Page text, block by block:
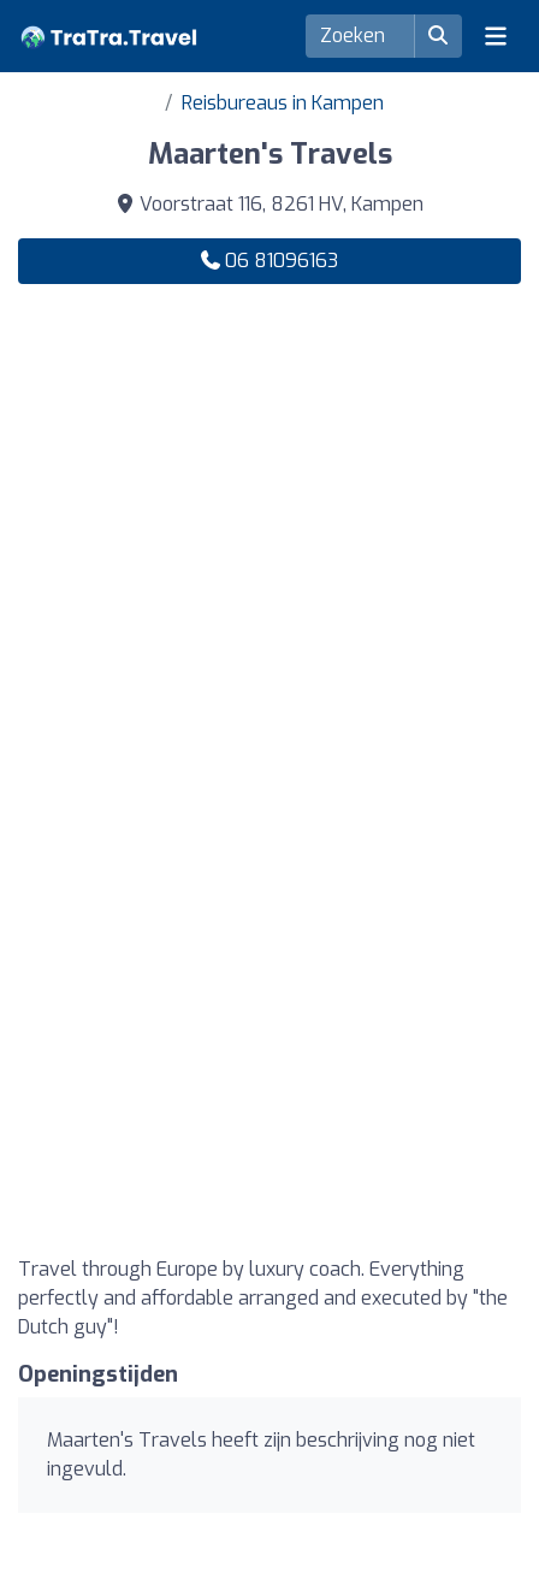
Reisbureaus in Kampen
Maarten's Travels
Voorstraat 116, 8261 HV, Kampen
06 81096163
Travel through Europe by luxury coach. Everything
perfectly and affordable arranged and executed by "the
Dutch guy"!
Openingstijden
Maarten's Travels heeft zijn beschrijving nog niet
ingevuld.